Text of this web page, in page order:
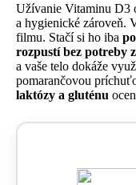
Užívanie Vitaminu D3
a hygienické zároveň.
filmu. Stačí si ho iba
rozpustí bez potreby
a vaše telo dokáže
pomarančovou
laktózy a gluténu